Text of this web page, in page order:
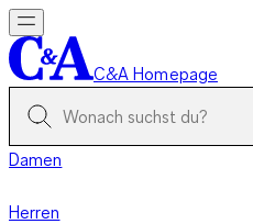
C&A Homepage
Damen
Herren